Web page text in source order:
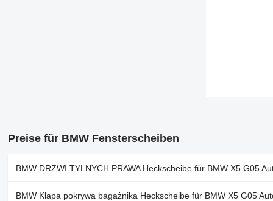
Preise für BMW Fensterscheiben
BMW DRZWI TYLNYCH PRAWA Heckscheibe für BMW X5 G05
BMW Klapa pokrywa bagażnika Heckscheibe für BMW X5 G05